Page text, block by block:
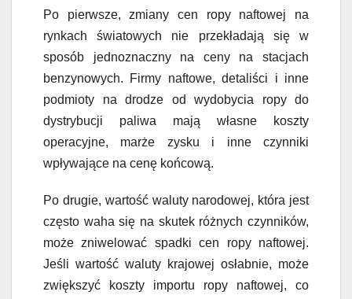
Po pierwsze, zmiany cen ropy naftowej na
rynkach światowych nie przekładają się w
sposób jednoznaczny na ceny na stacjach
benzynowych. Firmy naftowe, detaliści i inne
podmioty na drodze od wydobycia ropy do
dystrybucji paliwa mają własne koszty
operacyjne, marże zysku i inne czynniki
wpływające na cenę końcową.
Po drugie, wartość waluty narodowej, która jest
często waha się na skutek różnych czynników,
może zniwelować spadki cen ropy naftowej.
Jeśli wartość waluty krajowej osłabnie, może
zwiększyć koszty importu ropy naftowej, co